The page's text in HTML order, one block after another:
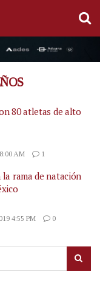
80 atletas de alto
AM
1
rama de natación
4:55 PM
0